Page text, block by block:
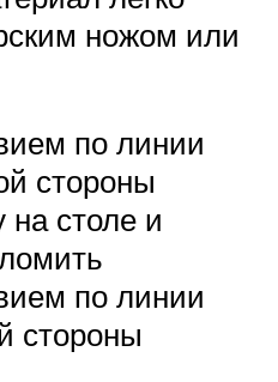
ножом или
по линии
стороны
на столе и
по линии
стороны